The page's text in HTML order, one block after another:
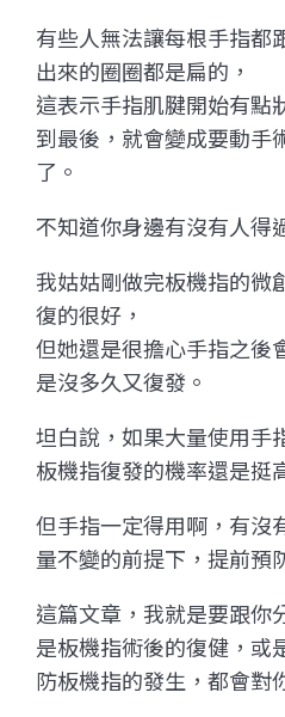
有些人無法讓每根手指都
出來的圈圈都是扁的，
這表示手指肌腱開始有點
到最後，就會變成要動手
了。
不知道你身邊有沒有人得
我姑姑剛做完板機指的微
復的很好，
但她還是很擔心手指之後
是沒多久又復發。
坦白說，如果大量使用手
板機指復發的機率還是挺
但手指一定得用啊，有沒
量不變的前提下，提前預
這篇文章，我就是要跟你
是板機指術後的復健，或
防板機指的發生，都會對